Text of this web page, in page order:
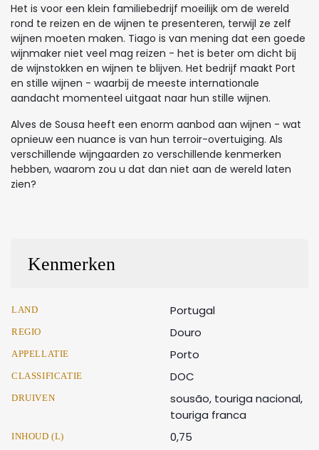
Het is voor een klein familiebedrijf moeilijk om de wereld
rond te reizen en de wijnen te presenteren, terwijl ze zelf
wijnen moeten maken. Tiago is van mening dat een goede
wijnmaker niet veel mag reizen - het is beter om dicht bij
de wijnstokken en wijnen te blijven. Het bedrijf maakt Port
en stille wijnen - waarbij de meeste internationale
aandacht momenteel uitgaat naar hun stille wijnen.
Alves de Sousa heeft een enorm aanbod aan wijnen - wat
opnieuw een nuance is van hun terroir-overtuiging. Als
verschillende wijngaarden zo verschillende kenmerken
hebben, waarom zou u dat dan niet aan de wereld laten
zien?
Kenmerken
LAND Portugal
REGIO Douro
APPELLATIE Porto
CLASSIFICATIE DOC
DRUIVEN
sousão, touriga nacional,
touriga franca
INHOUD (L) 0,75